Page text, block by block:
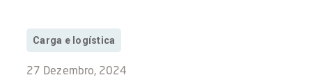
Carga e logística
27 Dezembro, 2024